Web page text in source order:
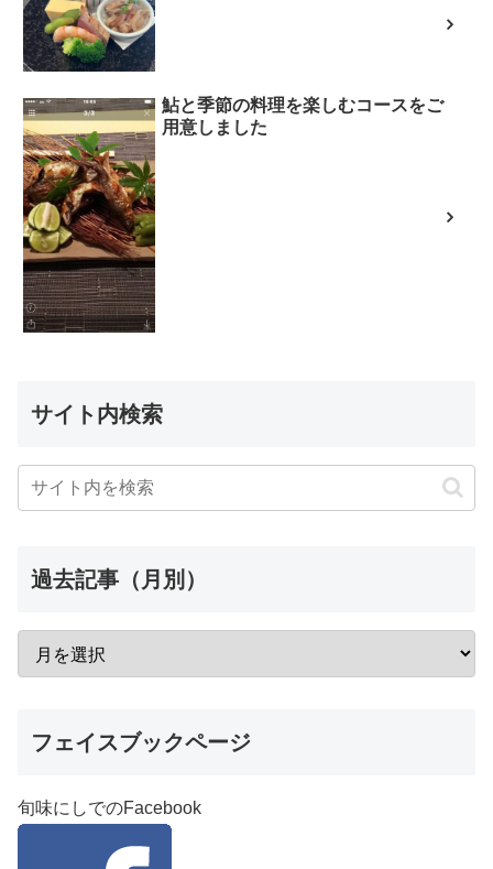
鮎と季節の料理を楽しむコースをご
用意しました
サイト内検索
過去記事（月別）
フェイスブックページ
旬味にしでのFacebook